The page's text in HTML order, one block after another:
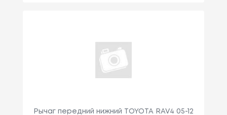
Рычаг передний нижний TOYOTA RAV4 05-12